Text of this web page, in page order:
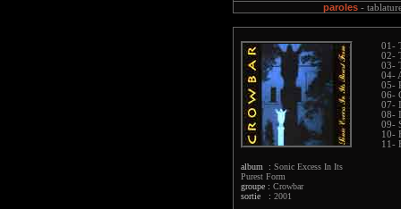
paroles-
album : Sonic Excess In Its
Purest Form
groupe : Crowbar
sortie : 2001
01-
02-
03-
04-
05-
06-
07-
08-
09-
10-
11-